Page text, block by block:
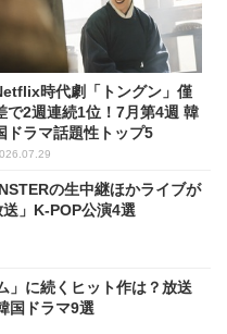
時代劇「トングン」僅
で2週連続1位！7月第4週 韓
ドラマ話題性トップ5
の生中継ほかライブが
」K-POP公演4選
」に続くヒット作は？放送
国ドラマ9選